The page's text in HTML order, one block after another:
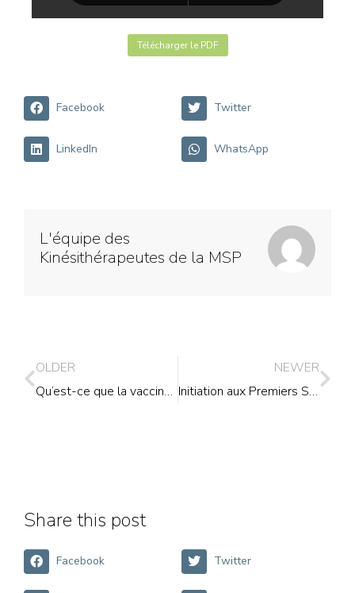
Télécharger le PDF
Facebook Twitter
LinkedIn WhatsApp
L'équipe des
Kinésithérapeutes de la MSP
OLDER
Qu’est-ce que la vaccination ?
NEWER
Initiation aux Premiers Secours
Share this post
Facebook Twitter